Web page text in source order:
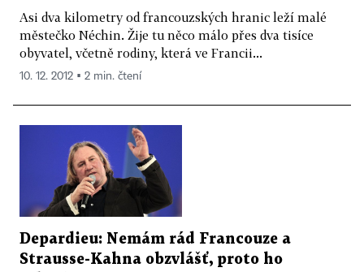
Asi dva kilometry od francouzských hranic leží malé
městečko Néchin. Žije tu něco málo přes dva tisíce
obyvatel, včetně rodiny, která ve Francii...
10. 12. 2012 ▪ 2 min. čtení
Depardieu: Nemám rád Francouze a
Strausse-Kahna obzvlášť, proto ho